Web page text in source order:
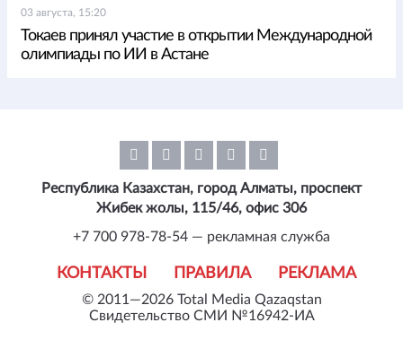
03 августа, 15:20
Токаев принял участие в открытии Международной
олимпиады по ИИ в Астане
© 2011—2026 Total Media Qazaqstan
Свидетельство СМИ №16942-ИА
КОНТАКТЫ ПРАВИЛА РЕКЛАМА
Республика Казахстан, город Алматы, проспект
Жибек жолы, 115/46, офис 306
+7 700 978-78-54 — рекламная служба